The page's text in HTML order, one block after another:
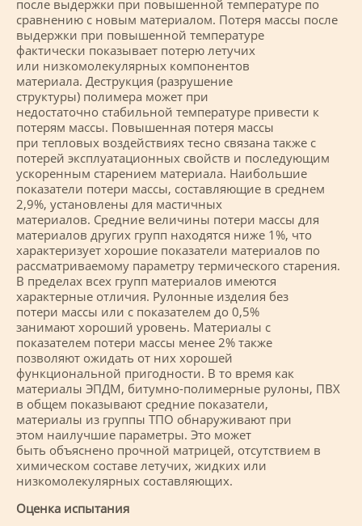
после выдержки при повышенной температуре по
сравнению с новым материалом. Потеря массы после
выдержки при повышенной температуре
фактически показывает потерю летучих
или низкомолекулярных компонентов
материала. Деструкция (разрушение
структуры) полимера может при
недостаточно стабильной температуре привести к
потерям массы. Повышенная потеря массы
при тепловых воздействиях тесно связана также с
потерей эксплуатационных свойств и последующим
ускоренным старением материала. Наибольшие
показатели потери массы, составляющие в среднем
2,9%, установлены для мастичных
материалов. Средние величины потери массы для
материалов других групп находятся ниже 1%, что
характеризует хорошие показатели материалов по
рассматриваемому параметру термического старения.
В пределах всех групп материалов имеются
характерные отличия. Рулонные изделия без
потери массы или с показателем до 0,5%
занимают хороший уровень. Материалы с
показателем потери массы менее 2% также
позволяют ожидать от них хорошей
функциональной пригодности. В то время как
материалы ЭПДМ, битумно-полимерные рулоны, ПВХ
в общем показывают средние показатели,
материалы из группы ТПО обнаруживают при
этом наилучшие параметры. Это может
быть объяснено прочной матрицей, отсутствием в
химическом составе летучих, жидких или
низкомолекулярных составляющих.
Оценка испытания